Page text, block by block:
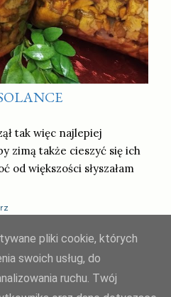
tak więc najlepiej
zimą także cieszyć się ich
od większości słyszałam
PRZECZYTAJ CAŁY PRZEPIS »
STARSZE POSTY
pliki cookie, których
swoich usług, do
ruchu. Twój